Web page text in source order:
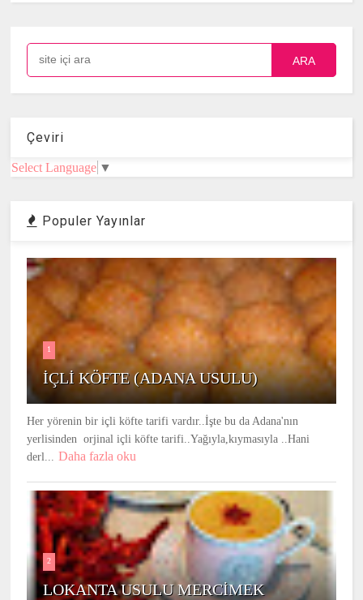
ARA
Çeviri
Select Language ▼
Populer Yayınlar
1
İÇLİ KÖFTE (ADANA USULU)
Her yörenin bir içli köfte tarifi vardır..İşte bu da Adana'nın
yerlisinden orjinal içli köfte tarifi..Yağıyla,kıymasıyla ..Hani
derl... Daha fazla oku
2
LOKANTA USULU MERCİMEK